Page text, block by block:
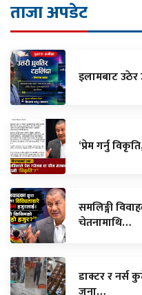
ताजा अपडेट
इलामबाट उठेर
‘प्रेम गर्नु
समलिङ्गी
चेतनामाथि…
डाक्टर र नर्स